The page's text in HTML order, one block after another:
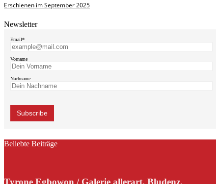
Erschienen im September 2025
Newsletter
Email*
Vorname
Nachname
Beliebte Beiträge
Tyrone Egbowon / Galerie allerart, Bludenz,